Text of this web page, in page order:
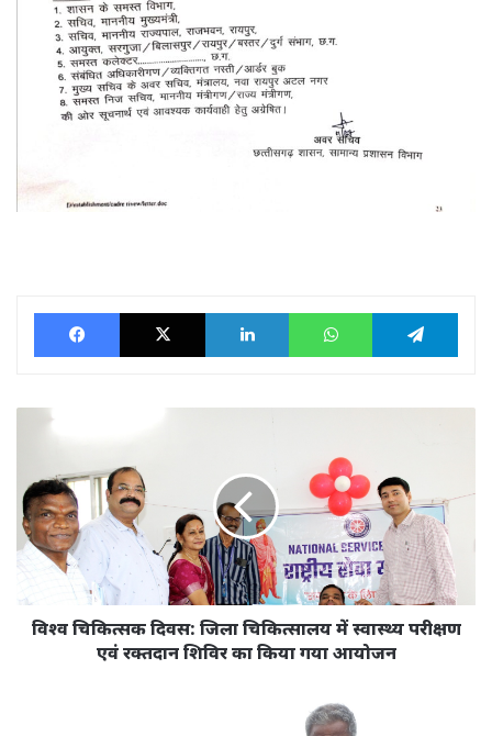
Facebook X LinkedIn WhatsApp
जिला
चिकित्सालय
स्वास्थ्य
एवं
रक्तदान
विश्व चिकित्सक दिवस: जिला चिकित्सालय में स्वास्थ्य परीक्षण
एवं रक्तदान शिविर का किया गया आयोजन